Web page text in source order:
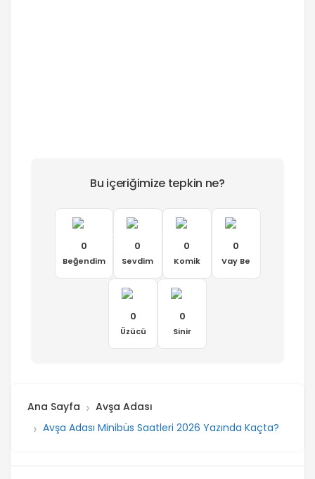
Bu içeriğimize tepkin ne?
0
Beğendim
0
Sevdim
0
Komik
0
Vay Be
0
Üzücü
0
Sinir
Ana Sayfa
Avşa Adası
Avşa Adası Minibüs Saatleri 2026 Yazında Kaçta?